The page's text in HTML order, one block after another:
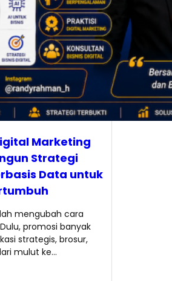
Marketing
Strategi
Data untuk
mengubah cara
promosi banyak
strategis, brosur,
mulut ke…